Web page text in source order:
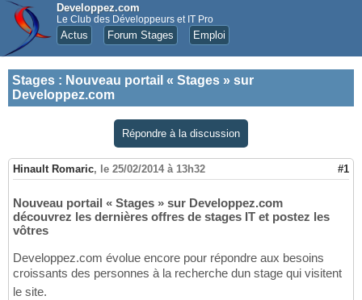
Developpez.com
Le Club des Développeurs et IT Pro
Actus Forum Stages Emploi
Stages : Nouveau portail « Stages » sur
Developpez.com
Répondre à la discussion
Hinault Romaric, le 25/02/2014 à 13h32 #1
Nouveau portail « Stages » sur Developpez.com
découvrez les dernières offres de stages IT et postez les
vôtres
Developpez.com évolue encore pour répondre aux besoins
croissants des personnes à la recherche dun stage qui visitent
le site.